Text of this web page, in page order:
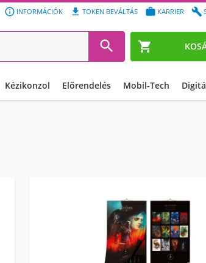


 KARRIER
 TOKEN BEVÁLTÁS
 INFORMÁCIÓK

Kézikonzol Előrendelés Mobil-Tech